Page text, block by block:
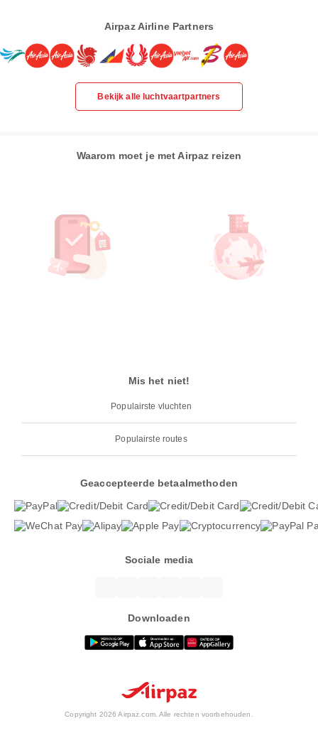
Airpaz Airline Partners
Bekijk alle luchtvaartpartners
Waarom moet je met Airpaz reizen
Mis het niet!
Populairste vluchten
Populairste routes
Geaccepteerde betaalmethoden
Sociale media
Downloaden
Copyright 2026 Airpaz.com. Alle rechten voorbehouden.